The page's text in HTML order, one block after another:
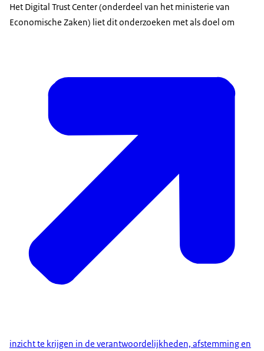
Het Digital Trust Center (onderdeel van het ministerie van
Economische Zaken) liet dit onderzoeken met als doel om
inzicht te krijgen in de verantwoordelijkheden, afstemming en